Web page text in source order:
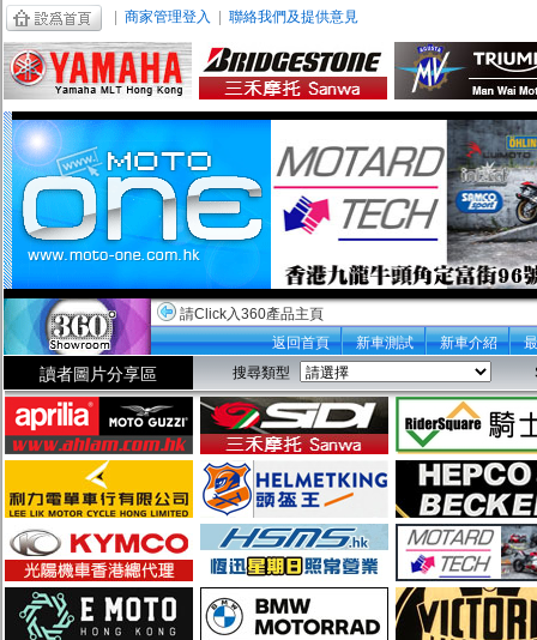
商家管理登入 聯絡我們及提供意見
請Click入360產品主頁
返回首頁
新車測試 新車介紹
讀者圖片分享區 搜尋類型